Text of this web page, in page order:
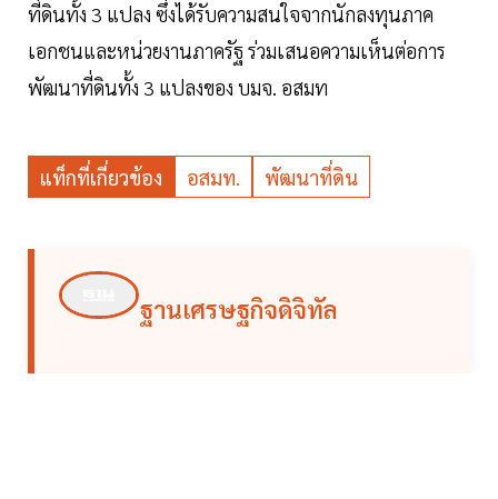
ที่ดินทั้ง 3 แปลง ซึ่งได้รับความสนใจจากนักลงทุนภาค
เอกชนและหน่วยงานภาครัฐ ร่วมเสนอความเห็นต่อการ
พัฒนาที่ดินทั้ง 3 แปลงของ บมจ. อสมท
แท็กที่เกี่ยวข้อง อสมท. พัฒนาที่ดิน
ฐานเศรษฐกิจดิจิทัล